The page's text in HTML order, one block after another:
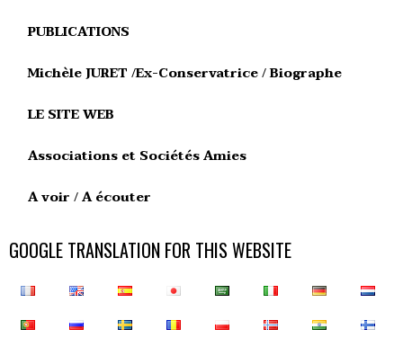
PUBLICATIONS
Michèle JURET /Ex-Conservatrice / Biographe
LE SITE WEB
Associations et Sociétés Amies
A voir / A écouter
GOOGLE TRANSLATION FOR THIS WEBSITE